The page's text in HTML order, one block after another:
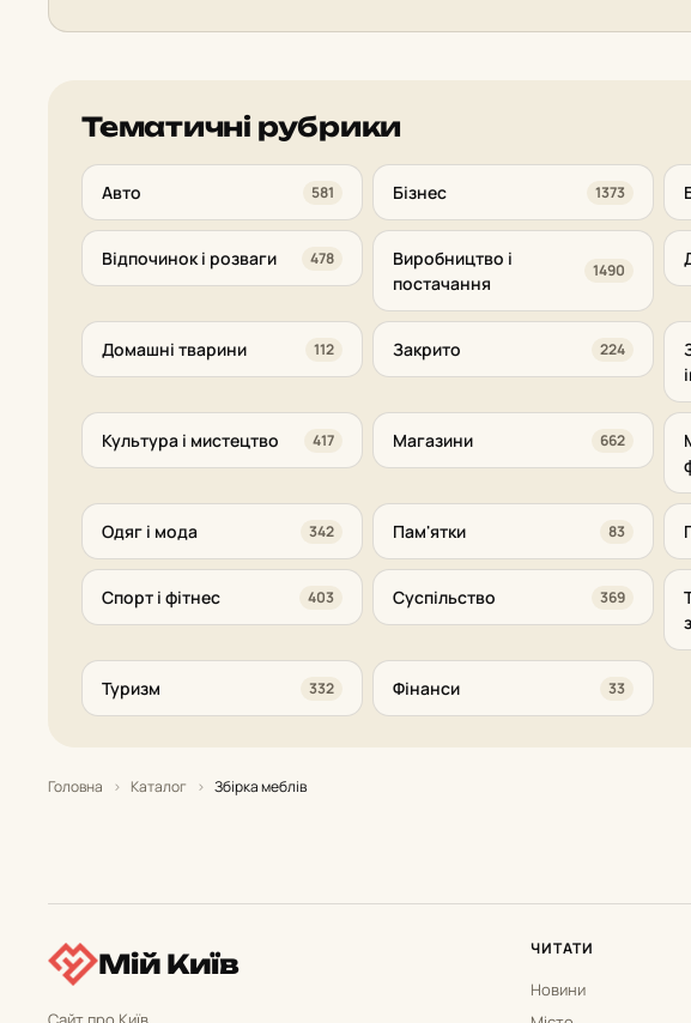
Тематичні рубрики
Авто 581 Бізнес 1373
Відпочинок і розваги 478
Виробництво і
постачання
1490
Домашні тварини 112 Закрито 224
Культура і мистецтво 417 Магазини 662
Одяг і мода 342 Пам'ятки 83
Спорт і фітнес 403 Суспільство 369
Туризм 332 Фінанси 33
Головна › Каталог › Збірка меблів
Мій Київ ЧИТАТИ
Новини